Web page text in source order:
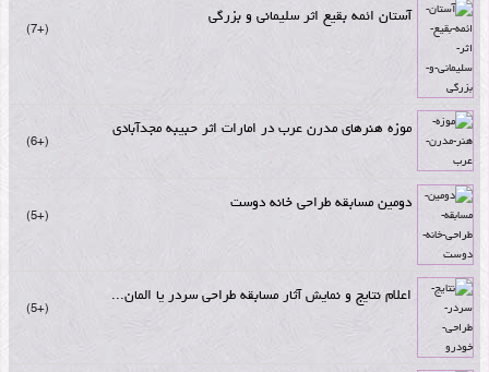
آستان ائمه بقیع اثر سلیمانی و بزرگی
+7
موزه هنرهای مدرن عرب در امارات اثر حبیبه مجدآبادی
+6
دومین مسابقه طراحی خانه دوست
+5
اعلام نتایج و نمایش آثار مسابقه طراحی سردر یا المان...
+5